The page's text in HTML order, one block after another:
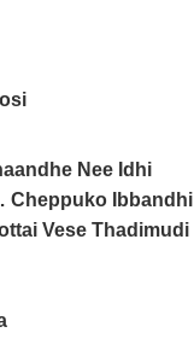
Nee Idhi
Cheppuko Ibbandhi
Vese Thadimudi